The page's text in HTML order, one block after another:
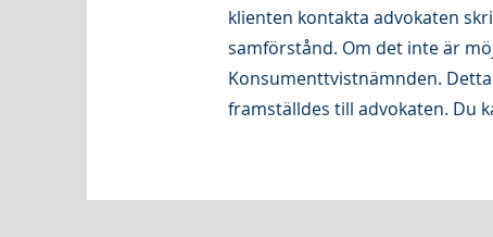
klienten kontakta advokaten
samförstånd. Om det inte är
Konsumenttvistnämnden.
framställdes till advokaten. Du